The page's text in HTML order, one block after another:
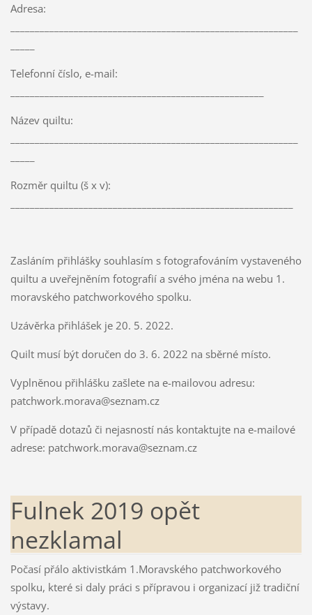
Adresa:
Telefonní číslo, e-mail:
Název quiltu:
Rozměr quiltu (š x v):
Zasláním přihlášky souhlasím s fotografováním vystaveného
quiltu a uveřejněním fotografií a svého jména na webu 1.
moravského patchworkového spolku.
Uzávěrka přihlášek je 20. 5. 2022.
Quilt musí být doručen do 3. 6. 2022 na sběrné místo.
Vyplněnou přihlášku zašlete na e-mailovou adresu:
patchwork.morava@seznam.cz
V případě dotazů či nejasností nás kontaktujte na e-mailové
adrese: patchwork.morava@seznam.cz
Fulnek 2019 opět
nezklamal
Počasí přálo aktivistkám 1.Moravského patchworkového
spolku, které si daly práci s přípravou i organizací již tradiční
výstavy.